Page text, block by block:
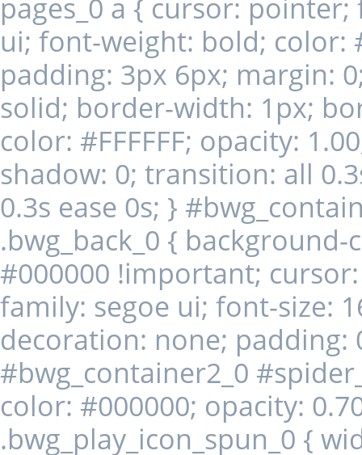
pages_0 a { cursor:
ui; font-weight: bold; color:
padding: 3px 6px; margin:
solid; border-width: 1px;
color: #FFFFFF; opacity:
shadow: 0; transition: all
0.3s ease 0s; }
.bwg_back_0 {
#000000 !important;
family: segoe ui; font-size:
decoration: none; padding:
#bwg_container2_0
color: #000000; opacity:
.bwg_play_icon_spun_0 {